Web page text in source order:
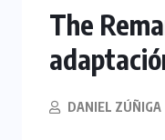
The
DANIEL ZÚÑIGA